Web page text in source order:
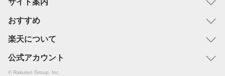
サイト案内
おすすめ
楽天について
公式アカウント
© Rakuten Group, Inc.